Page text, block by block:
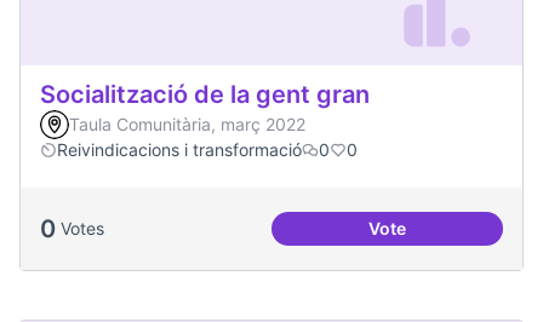
Socialització de la gent gran
Taula Comunitària, març 2022
Reivindicacions i transformació
0 0
0 Votes VoteSocialització de la